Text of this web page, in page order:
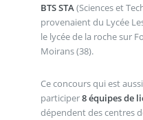
BTS STA(Sciences et
provenaient du Lycée
le lycée de la roche sur
Moirans (38).
Ce concours qui est
participer8 équipes de
dépendent des centres